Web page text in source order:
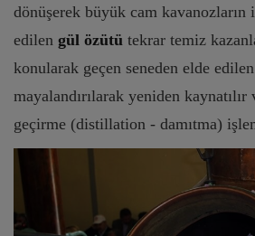
dönüşerek büyük cam kavanozların
edilen gül özütü tekrar temiz
konularak geçen seneden elde
mayalandırılarak yeniden
geçirme (distillation - damıtma)